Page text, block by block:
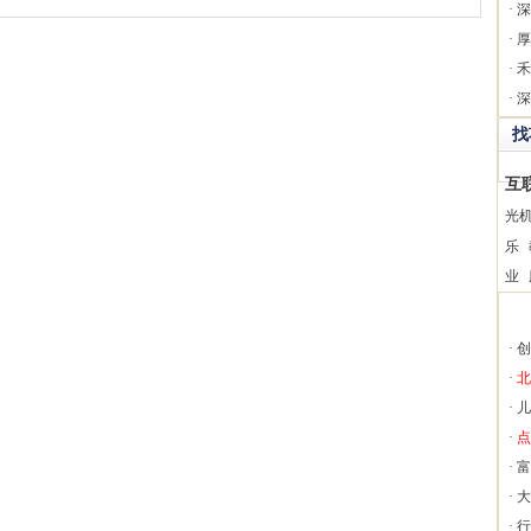
·
·
·
·
互
光
乐
业
·
·
·
·
·
·
·